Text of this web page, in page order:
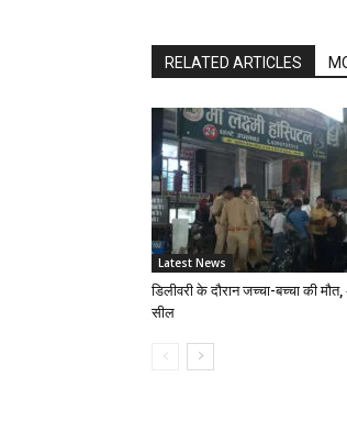
RELATED ARTICLES
Latest News
डिलीवरी के दौरान जच्चा-बच्चा की
सील